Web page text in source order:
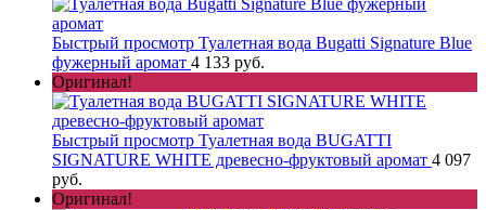
Быстрый просмотр Туалетная вода Bugatti Signature Blue
фужерный аромат 4 133 руб.
Оригинал!
Быстрый просмотр Туалетная вода BUGATTI
SIGNATURE WHITE древесно-фруктовый аромат 4 097
руб.
Оригинал!